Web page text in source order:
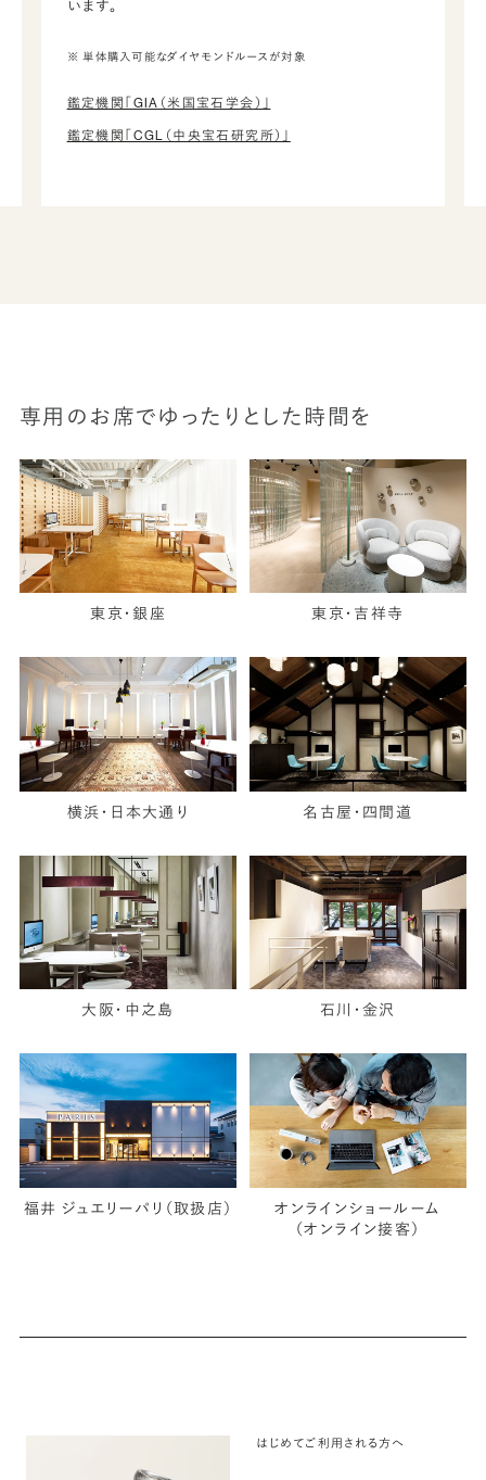
います。
※ 単体購入可能なダイヤモンドルースが対象
鑑定機関「GIA（米国宝石学会）」
鑑定機関「CGL（中央宝石研究所）」
専用のお席でゆったりとした時間を
東京・銀座 東京・吉祥寺
横浜・日本大通り 名古屋・四間道
大阪・中之島 石川・金沢
福井 ジュエリーパリ（取扱店）
オンラインショールーム
（オンライン接客）
はじめてご利用される方へ